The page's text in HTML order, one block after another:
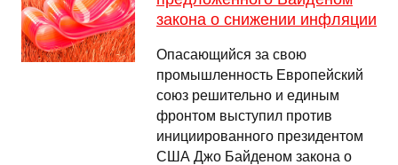
закона о снижении инфляции
Опасающийся за свою
промышленность Европейский
союз решительно и единым
фронтом выступил против
инициированного президентом
США Джо Байденом закона о